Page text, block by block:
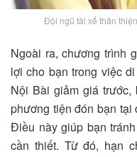
Đội ngũ tài xế thân
Ngoài ra, chương trình
lợi cho bạn trong việc
Nội Bài giảm giá
phương tiện đón bạn tại
Điều này giúp bạn
cần thiết. Từ đó, hạn